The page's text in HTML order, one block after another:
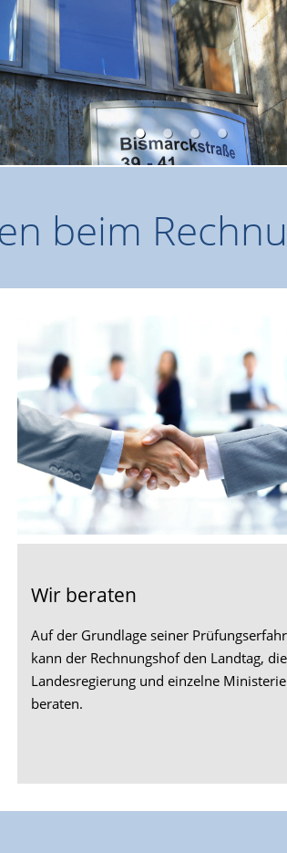
beim
Wir beraten
Auf der Grundlage seiner
kann der Rechnungshof den Landtag, die
Landesregierung und einzelne
beraten.